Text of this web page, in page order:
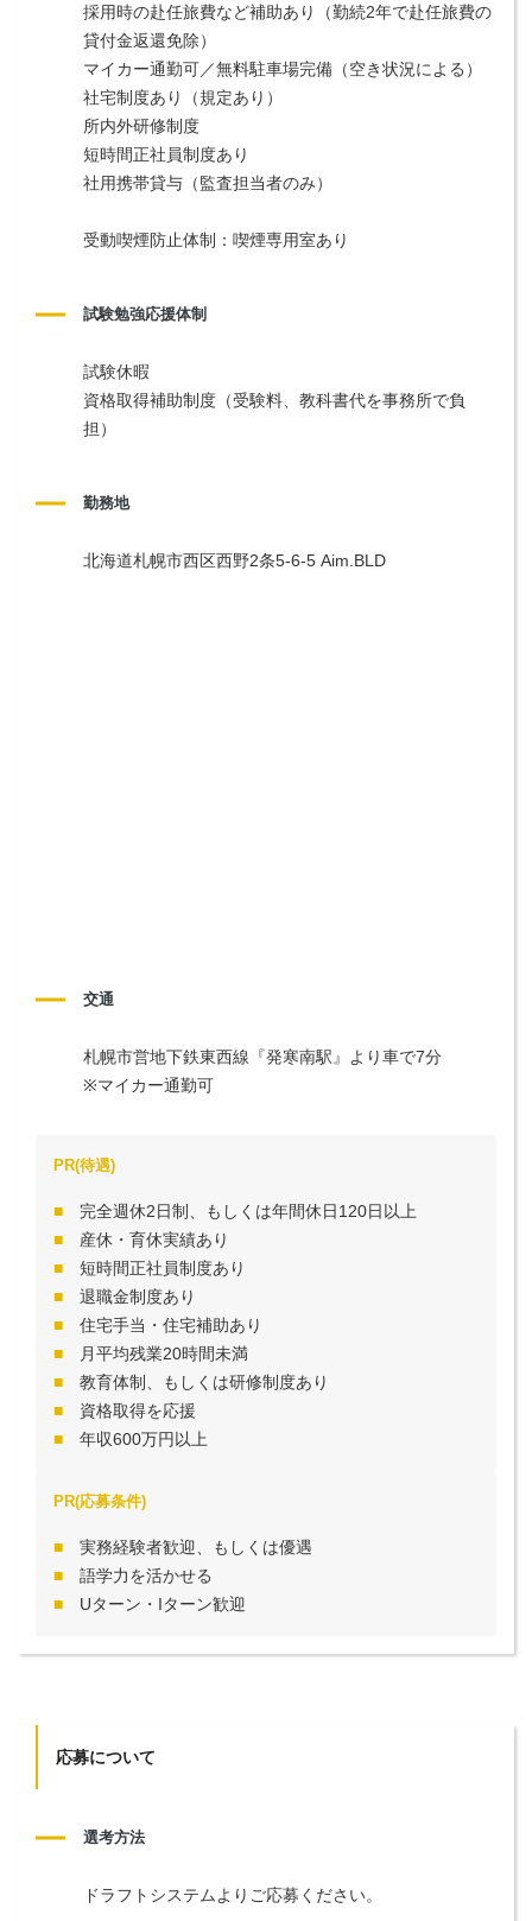
採用時の赴任旅費など補助あり（勤続2年で赴任旅費の
貸付金返還免除）
マイカー通勤可／無料駐車場完備（空き状況による）
社宅制度あり（規定あり）
所内外研修制度
短時間正社員制度あり
社用携帯貸与（監査担当者のみ）
受動喫煙防止体制：喫煙専用室あり
試験勉強応援体制
試験休暇
資格取得補助制度（受験料、教科書代を事務所で負
担）
勤務地
北海道札幌市西区西野2条5-6-5 Aim.BLD
交通
札幌市営地下鉄東西線『発寒南駅』より車で7分
※マイカー通勤可
PR(待遇)
完全週休2日制、もしくは年間休日120日以上
産休・育休実績あり
短時間正社員制度あり
退職金制度あり
住宅手当・住宅補助あり
月平均残業20時間未満
教育体制、もしくは研修制度あり
資格取得を応援
年収600万円以上
PR(応募条件)
実務経験者歓迎、もしくは優遇
語学力を活かせる
Uターン・Iターン歓迎
応募について
選考方法
ドラフトシステムよりご応募ください。